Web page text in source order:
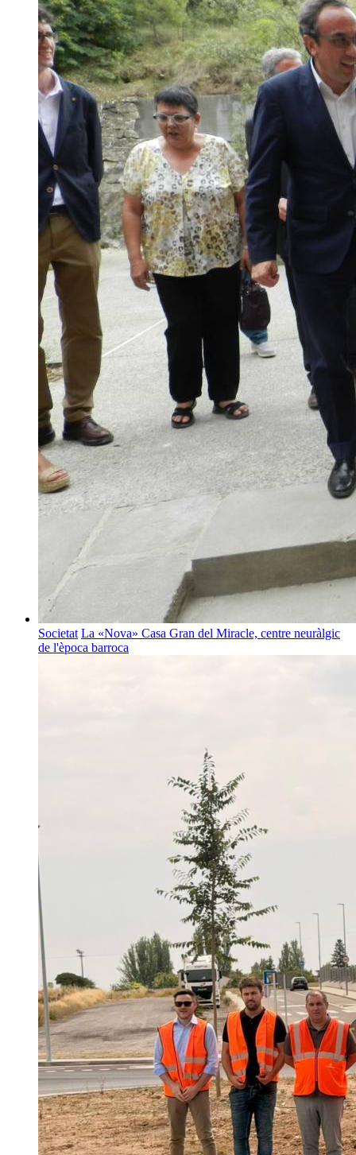
Societat La «Nova» Casa Gran del Miracle, centre neuràlgic
de l'època barroca